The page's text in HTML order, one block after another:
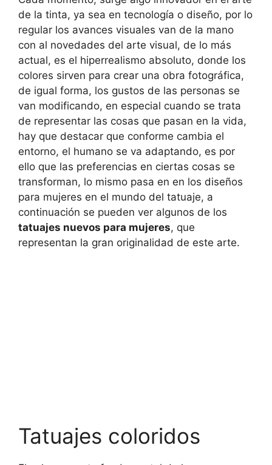
de la tinta, ya sea en tecnología o diseño, por lo
regular los avances visuales van de la mano
con al novedades del arte visual, de lo más
actual, es el hiperrealismo absoluto, donde los
colores sirven para crear una obra fotográfica,
de igual forma, los gustos de las personas se
van modificando, en especial cuando se trata
de representar las cosas que pasan en la vida,
hay que destacar que conforme cambia el
entorno, el humano se va adaptando, es por
ello que las preferencias en ciertas cosas se
transforman, lo mismo pasa en en los diseños
para mujeres en el mundo del tatuaje, a
continuación se pueden ver algunos de los
tatuajes nuevos para mujeres, que
representan la gran originalidad de este arte.
Tatuajes coloridos